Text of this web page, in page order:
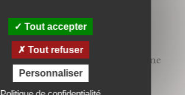
Le livre de la nature humaine
Jean-François Froger
Tout accepter
Tout refuser
Personnaliser